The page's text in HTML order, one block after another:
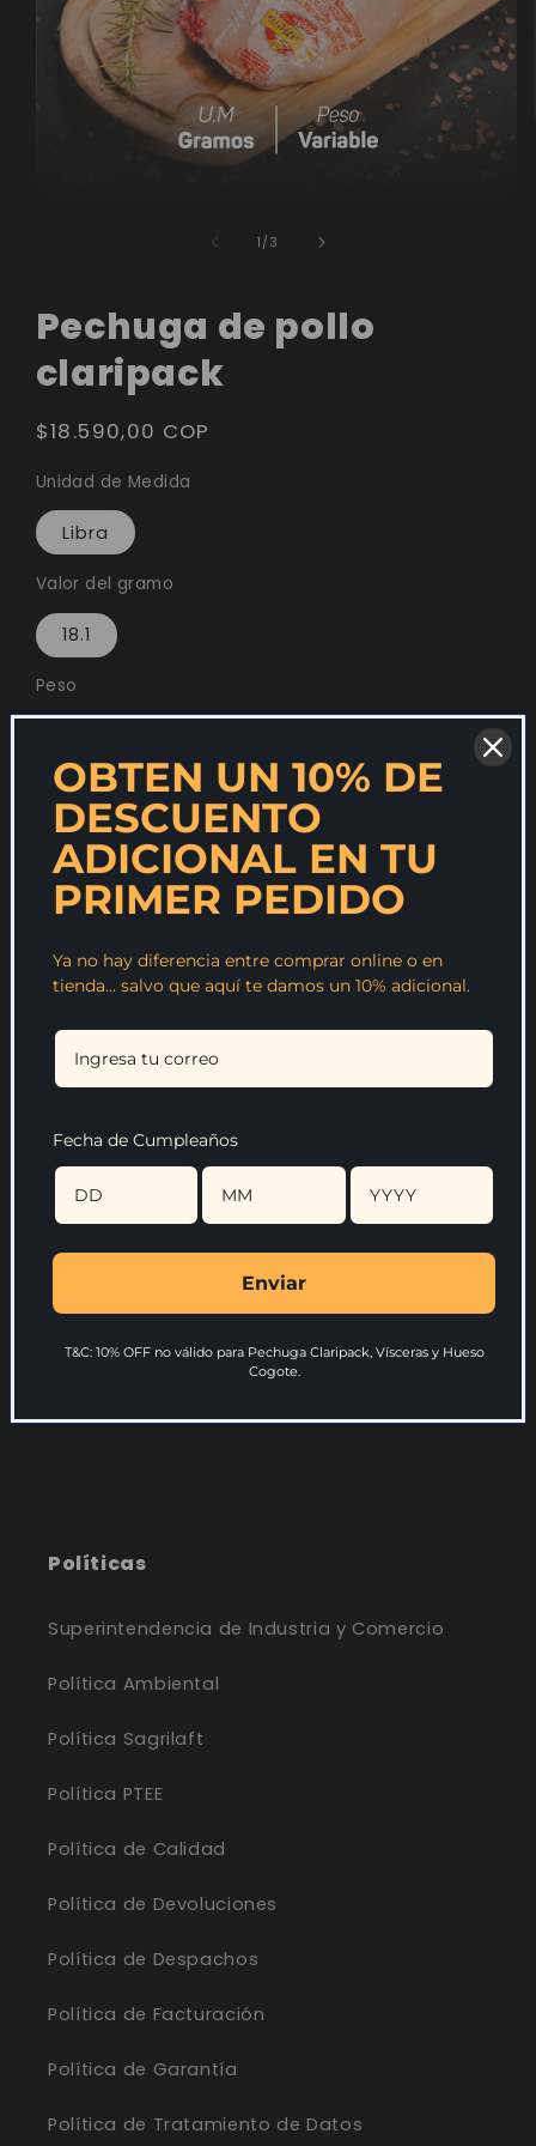
1
en
una
modal
1 /de
3
Pechuga de pollo
claripack
Precio
$18.590,00 COP
Unidad de Medida
Libra
Valor del gramo
18.1
Peso
Cantidad
Reducir
cantidad
para
Pechuga
de
pollo
Aumentar
cantidad
para
Pechuga
de
pollo
Pollo magro, de gran sabor y textura,
contenido de proteínas y aminoácidos. Ideal
para asar, freír, sudar y a la parrilla.
Este producto es de peso VARIABLE, oscila
entre 1000g a 1200g aproximadamente.
Políticas
Superintendencia de Industria y Comercio
Política Ambiental
Política Sagrilaft
Política PTEE
Política de Calidad
Política de Devoluciones
Política de Despachos
Política de Facturación
Política de Garantía
Política de Tratamiento de Datos
OBTEN UN 10% DE
DESCUENTO
ADICIONAL EN TU
PRIMER PEDIDO
Ya no hay diferencia entre comprar online o en
tienda… salvo que aquí te damos un 10% adicional.
Fecha de Cumpleaños
Enviar
T&C: 10% OFF no válido para Pechuga Claripack, Vísceras y Hueso
Cogote.